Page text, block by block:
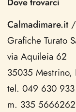
Calmadimare.it /
Grafiche Turato
via Aquileia 62
35035 Mestrino,
tel. 049 630 933
m. 335 5666262